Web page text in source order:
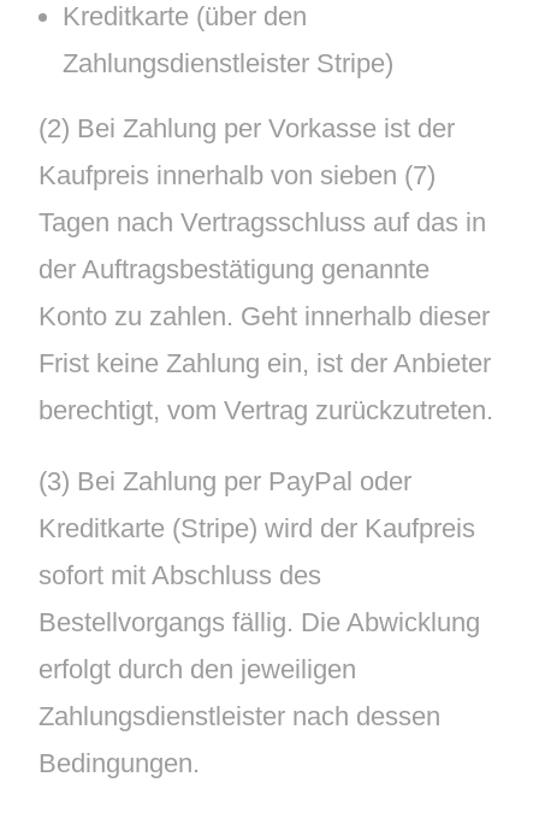
Kreditkarte (über den
Zahlungsdienstleister Stripe)
(2) Bei Zahlung per Vorkasse ist der
Kaufpreis innerhalb von sieben (7)
Tagen nach Vertragsschluss auf das in
der Auftragsbestätigung genannte
Konto zu zahlen. Geht innerhalb dieser
Frist keine Zahlung ein, ist der Anbieter
berechtigt, vom Vertrag zurückzutreten.
(3) Bei Zahlung per PayPal oder
Kreditkarte (Stripe) wird der Kaufpreis
sofort mit Abschluss des
Bestellvorgangs fällig. Die Abwicklung
erfolgt durch den jeweiligen
Zahlungsdienstleister nach dessen
Bedingungen.